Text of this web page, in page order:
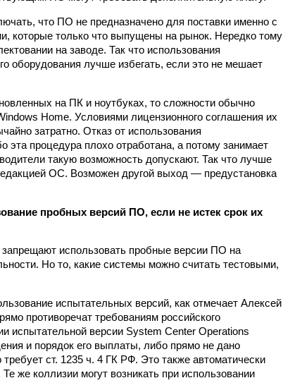
что ПО не предназначено для поставки именно с
которые только что выпущены на рынок. Нередко тому
на заводе. Так что использования
оборудования лучше избегать, если это не мешает
на ПК и ноутбуках, то сложности обычно
Home. Условиями лицензионного соглашения их
затратно. Отказ от использования
процедура плохо отработана, а потому занимает
такую возможность допускают. Так что лучше
ОС. Возможен другой выход — предустановка
пробных версий ПО, если не истек срок их
использовать пробные версии ПО на
Но то, какие системы можно считать тестовыми,
испытательных версий, как отмечает Алексей
противоречат требованиям российского
испытательной версии System Center Operations
и порядок его выплаты, либо прямо не дано
ст. 1235 ч. 4 ГК РФ. Это также автоматически
же коллизии могут возникать при использовании